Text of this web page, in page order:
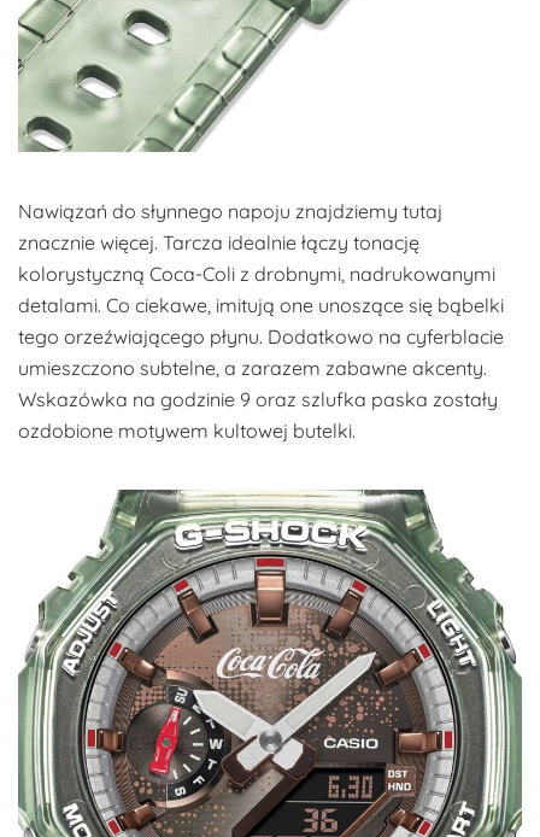
Nawiązań do słynnego napoju znajdziemy tutaj
znacznie więcej. Tarcza idealnie łączy tonację
kolorystyczną Coca-Coli z drobnymi, nadrukowanymi
detalami. Co ciekawe, imitują one unoszące się bąbelki
tego orzeźwiającego płynu. Dodatkowo na cyferblacie
umieszczono subtelne, a zarazem zabawne akcenty.
Wskazówka na godzinie 9 oraz szlufka paska zostały
ozdobione motywem kultowej butelki.